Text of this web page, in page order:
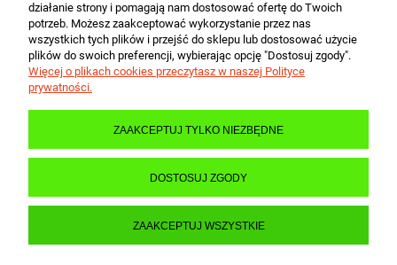
MOJE KONTO
PŁATNOŚCI I DOSTAWA
INFORMACJE
działanie strony i pomagają nam dostosować ofertę do Twoich
potrzeb. Możesz zaakceptować wykorzystanie przez nas
wszystkich tych plików i przejść do sklepu lub dostosować użycie
plików do swoich preferencji, wybierając opcję "Dostosuj zgody".
Więcej o plikach cookies przeczytasz w naszej Polityce
prywatności.
ZAAKCEPTUJ TYLKO NIEZBĘDNE
DOSTOSUJ ZGODY
ZAAKCEPTUJ WSZYSTKIE